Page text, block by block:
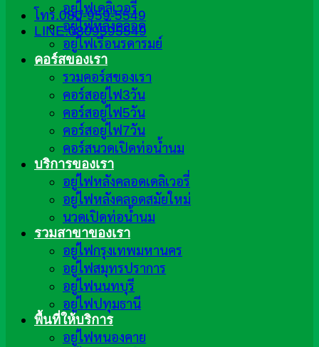
โทร.080-959-5549
LINE:0809595549
อยู่ไฟเดลิเวอรี่
อยู่ไฟหลังคลอด
อยู่ไฟเรือนรดารมย์
คอร์สของเรา
รวมคอร์สของเรา
คอร์สอยู่ไฟ3วัน
คอร์สอยู่ไฟ5วัน
คอร์สอยู่ไฟ7วัน
คอร์สนวดเปิดท่อน้ำนม
บริการของเรา
อยู่ไฟหลังคลอดเดลิเวอรี่
อยู่ไฟหลังคลอดสมัยใหม่
นวดเปิดท่อน้ำนม
รวมสาขาของเรา
อยู่ไฟกรุงเทพมหานคร
อยู่ไฟสมุทรปราการ
อยู่ไฟนนทบุรี
อยู่ไฟปทุมธานี
พื้นที่ให้บริการ
อยู่ไฟหนองคาย